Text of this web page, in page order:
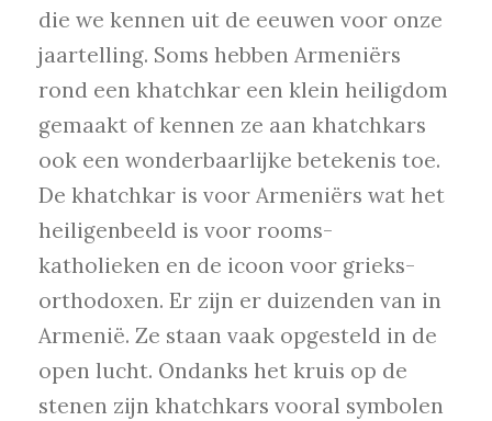
die we kennen uit de eeuwen voor onze
jaartelling. Soms hebben Armeniërs
rond een khatchkar een klein heiligdom
gemaakt of kennen ze aan khatchkars
ook een wonderbaarlijke betekenis toe.
De khatchkar is voor Armeniërs wat het
heiligenbeeld is voor rooms-
katholieken en de icoon voor grieks-
orthodoxen. Er zijn er duizenden van in
Armenië. Ze staan vaak opgesteld in de
open lucht. Ondanks het kruis op de
stenen zijn khatchkars vooral symbolen